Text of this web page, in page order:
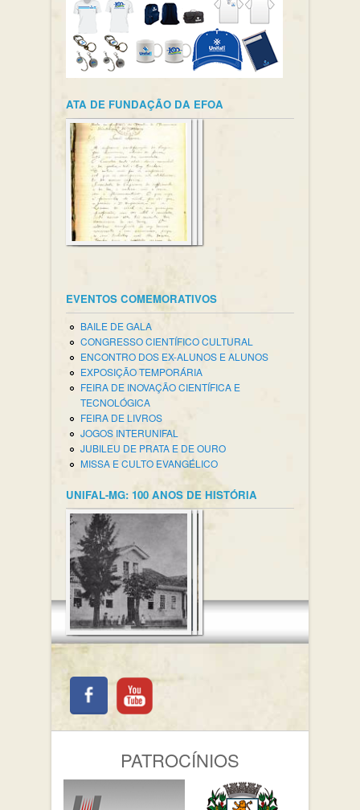
ATA DE FUNDAÇÃO DA EFOA
EVENTOS COMEMORATIVOS
BAILE DE GALA
CONGRESSO CIENTÍFICO CULTURAL
ENCONTRO DOS EX-ALUNOS E ALUNOS
EXPOSIÇÃO TEMPORÁRIA
FEIRA DE INOVAÇÃO CIENTÍFICA E
TECNOLÓGICA
FEIRA DE LIVROS
JOGOS INTERUNIFAL
JUBILEU DE PRATA E DE OURO
MISSA E CULTO EVANGÉLICO
UNIFAL-MG: 100 ANOS DE HISTÓRIA
PATROCÍNIOS